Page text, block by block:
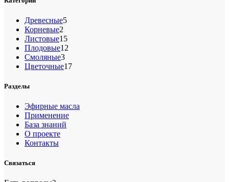
Древесные55
Корневые2
товара
Листовые1515
товаров
Плодовые12
Смоляные33
товара
Цветочные1717
Разделы
Эфирные масла
Применение
База знаний
О проекте
Контакты
Связаться